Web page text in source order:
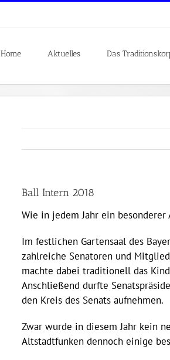
Home Aktuelles Das
Ball Intern 2018
Wie in jedem Jahr ein
Im festlichen Gartensaal des
zahlreiche Senatoren und
machte dabei traditionell das
Anschließend durfte
den Kreis des Senats aufnehmen.
Zwar wurde in diesem Jahr kein
Altstadtfunken dennoch einige